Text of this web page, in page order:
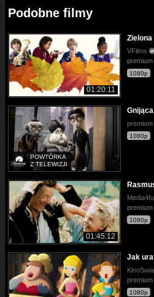
Podobne filmy
01:20:11
Zielona
VFilms
premium
1080p
POWTÓRKA
Z TELEWIZJI
premium
1080p
01:45:12
premium
1080p
Jak
premium
1080p